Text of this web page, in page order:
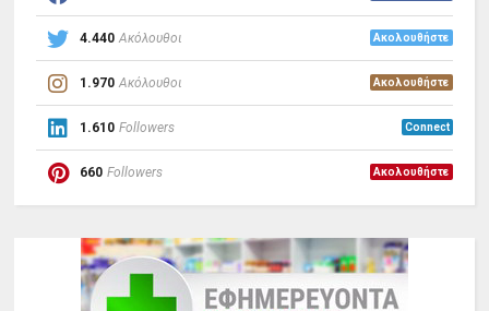
4.440 Ακόλουθοι Ακολουθήστε
1.970 Ακόλουθοι Ακολουθήστε
1.610 Followers Connect
660 Followers Ακολουθήστε